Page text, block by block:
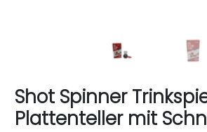
Shot Spinner
Plattenteller mit